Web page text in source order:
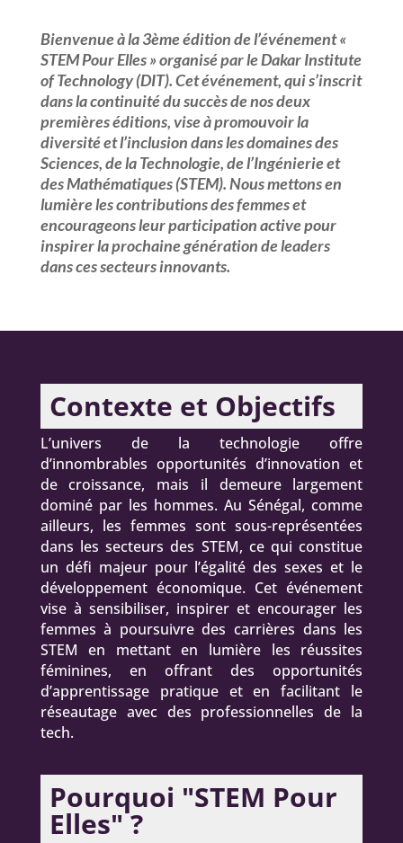
Bienvenue à la 3ème édition de l’événement «
STEM Pour Elles » organisé par le Dakar Institute
of Technology (DIT). Cet événement, qui s’inscrit
dans la continuité du succès de nos deux
premières éditions, vise à promouvoir la
diversité et l’inclusion dans les domaines des
Sciences, de la Technologie, de l’Ingénierie et
des Mathématiques (STEM). Nous mettons en
lumière les contributions des femmes et
encourageons leur participation active pour
inspirer la prochaine génération de leaders
dans ces secteurs innovants.
Contexte et Objectifs
L’univers de la technologie offre
d’innombrables opportunités d’innovation et
de croissance, mais il demeure largement
dominé par les hommes. Au Sénégal, comme
ailleurs, les femmes sont sous-représentées
dans les secteurs des STEM, ce qui constitue
un défi majeur pour l’égalité des sexes et le
développement économique. Cet événement
vise à sensibiliser, inspirer et encourager les
femmes à poursuivre des carrières dans les
STEM en mettant en lumière les réussites
féminines, en offrant des opportunités
d’apprentissage pratique et en facilitant le
réseautage avec des professionnelles de la
tech.
Pourquoi "STEM Pour
Elles" ?